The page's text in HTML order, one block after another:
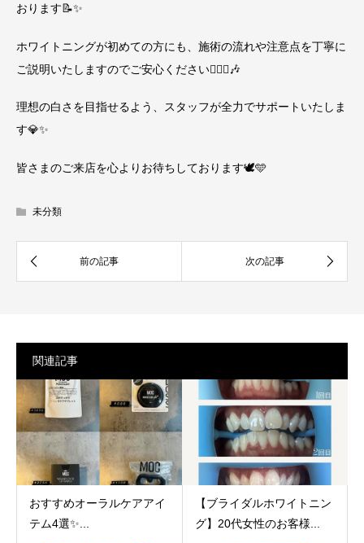
おります📝✨
ホワイトニングが初めての方にも、施術の流れや注意点を丁寧に
ご説明いたしますのでご安心ください💁🏻‍♀️🎶
理想の白さを目指せるよう、スタッフが全力でサポートいたしま
す💎✨
皆さまのご来店を心よりお待ちしております🕊️🩵
未分類
関連記事
おすすめオーラルケアアイ
テム4選✨...
【ブライダルホワイトニン
グ】20代女性のお客様...